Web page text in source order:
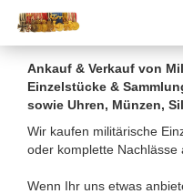
Ankauf & Verkauf von
Einzelstücke &
sowie Uhren, Münzen,
Wir kaufen militärische
oder komplette Nachlässe
Wenn Ihr uns etwas